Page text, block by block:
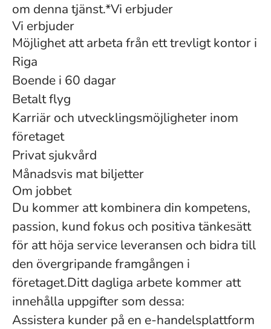
om denna tjänst.*Vi erbjuder
Vi erbjuder
Möjlighet att arbeta från ett trevligt kontor i
Riga
Boende i 60 dagar
Betalt flyg
Karriär och utvecklingsmöjligheter inom
företaget
Privat sjukvård
Månadsvis mat biljetter
Om jobbet
Du kommer att kombinera din kompetens,
passion, kund fokus och positiva tänkesätt
för att höja service leveransen och bidra till
den övergripande framgången i
företaget.Ditt dagliga arbete kommer att
innehålla uppgifter som dessa:
Assistera kunder på en e-handelsplattform